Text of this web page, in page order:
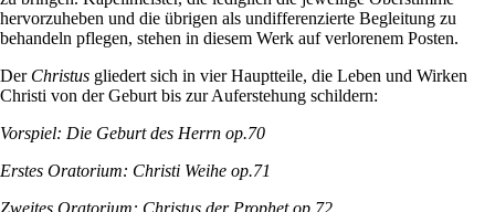
hervorzuheben und die übrigen als undifferenzierte Begleitung zu
behandeln pflegen, stehen in diesem Werk auf verlorenem Posten.
Der Christus gliedert sich in vier Hauptteile, die Leben und Wirken
Christi von der Geburt bis zur Auferstehung schildern:
Vorspiel: Die Geburt des Herrn op.70
Erstes Oratorium: Christi Weihe op.71